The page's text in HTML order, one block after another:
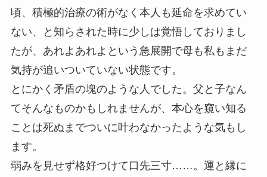
頃、積極的治療の術がなく本人も延命を求めてい
ない、と知らされた時に少しは覚悟しておりまし
たが、あれよあれよという急展開で母も私もまだ
気持が追いついていない状態です。
とにかく矛盾の塊のような人でした。父と子なん
てそんなものかもしれませんが、本心を窺い知る
ことは死ぬまでついに叶わなかったような気もし
ます。
弱みを見せず格好つけて口先三寸……。運と縁に